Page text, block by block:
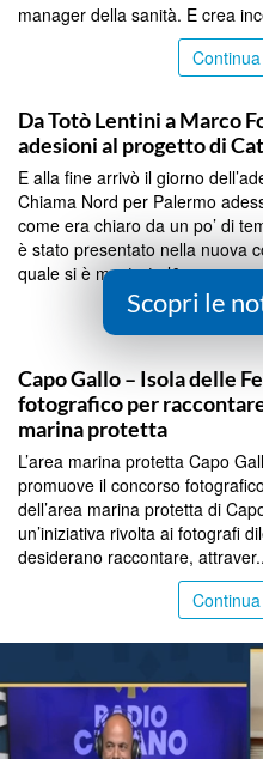
manager della sanità. E crea
Da Totò Lentini a Marco
adesioni al progetto di
E alla fine arrivò il giorno
Chiama Nord per Palermo
come era chiaro da un po’ di
è stato presentato nella nuova
quale si è mostrato l&...
Capo Gallo – Isola delle
fotografico per
marina protetta
L’area marina protetta Capo
promuove il concorso
dell’area marina protetta di
un’iniziativa rivolta ai fotografi
desiderano raccontare,
Scopri le